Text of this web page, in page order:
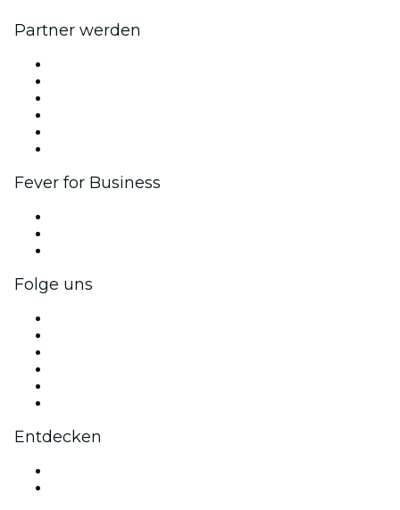
Partner werden
Fever for Business
Folge uns
Entdecken